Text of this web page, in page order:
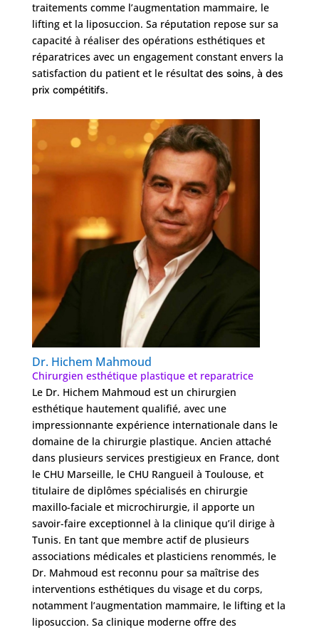
traitements comme l’augmentation mammaire, le
lifting et la liposuccion. Sa réputation repose sur sa
capacité à réaliser des opérations esthétiques et
réparatrices avec un engagement constant envers la
satisfaction du patient et le résultat des soins, à des
prix compétitifs.
Dr. Hichem Mahmoud
Chirurgien esthétique plastique et reparatrice
Le Dr. Hichem Mahmoud est un chirurgien
esthétique hautement qualifié, avec une
impressionnante expérience internationale dans le
domaine de la chirurgie plastique. Ancien attaché
dans plusieurs services prestigieux en France, dont
le CHU Marseille, le CHU Rangueil à Toulouse, et
titulaire de diplômes spécialisés en chirurgie
maxillo-faciale et microchirurgie, il apporte un
savoir-faire exceptionnel à la clinique qu’il dirige à
Tunis. En tant que membre actif de plusieurs
associations médicales et plasticiens renommés, le
Dr. Mahmoud est reconnu pour sa maîtrise des
interventions esthétiques du visage et du corps,
notamment l’augmentation mammaire, le lifting et la
liposuccion. Sa clinique moderne offre des